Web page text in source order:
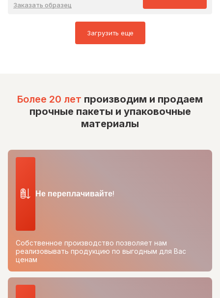
Заказать образец
Загрузить еще
Более 20 лет производим и продаем
прочные пакеты и упаковочные
материалы
Не переплачивайте!
Собственное производство позволяет нам
реализовывать продукцию по выгодным для Вас
ценам